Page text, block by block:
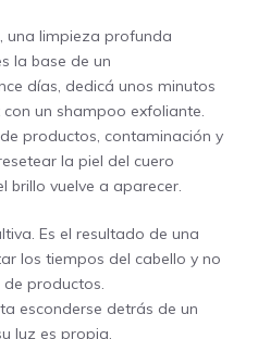
una limpieza profunda
la base de un
días, dedicá unos minutos
un shampoo exfoliante.
productos, contaminación y
la piel del cuero
brillo vuelve a aparecer.
Es el resultado de una
los tiempos del cabello y no
productos.
esconderse detrás de un
luz es propia.